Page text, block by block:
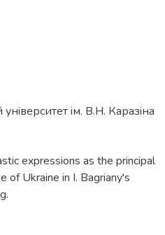
iм. В.Н. Каразiна
expressions as the principal
of Ukraine in I. Bagriany's